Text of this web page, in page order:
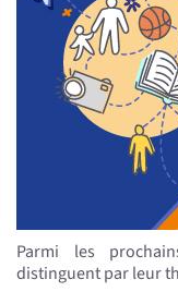
Parmi les
distinguent par leur